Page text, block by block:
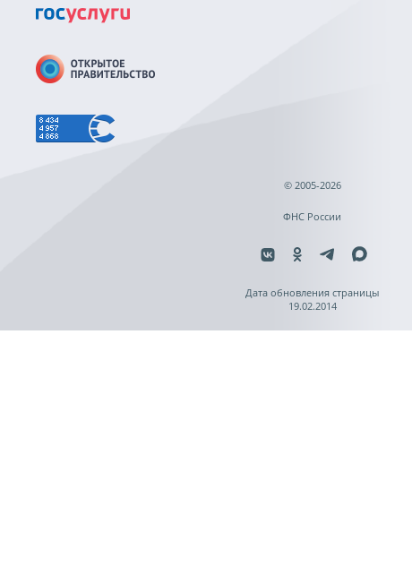
© 2005-2026
ФНС России
Дата обновления страницы
19.02.2014